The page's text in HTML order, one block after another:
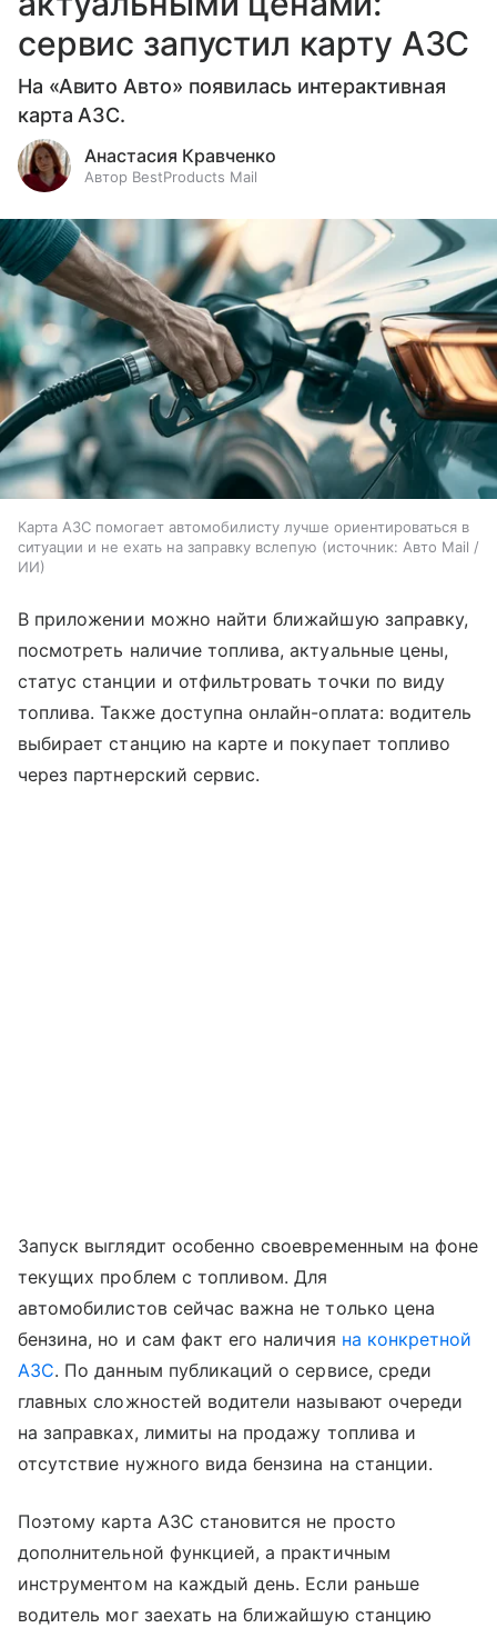
сервис запустил карту АЗС
На «Авито Авто» появилась интерактивная
карта АЗС.
Анастасия Кравченко
Автор BestProducts Mail
Карта АЗС помогает автомобилисту лучше ориентироваться в
ситуации и не ехать на заправку вслепую
источник: Авто Mail /
ИИ
В приложении можно найти ближайшую заправку,
посмотреть наличие топлива, актуальные цены,
статус станции и отфильтровать точки по виду
топлива. Также доступна онлайн-оплата: водитель
выбирает станцию на карте и покупает топливо
через партнерский сервис.
Запуск выглядит особенно своевременным на фоне
текущих проблем с топливом. Для
автомобилистов сейчас важна не только цена
бензина, но и сам факт его наличия на конкретной
АЗС. По данным публикаций о сервисе, среди
главных сложностей водители называют очереди
на заправках, лимиты на продажу топлива и
отсутствие нужного вида бензина на станции.
Поэтому карта АЗС становится не просто
дополнительной функцией, а практичным
инструментом на каждый день. Если раньше
водитель мог заехать на ближайшую станцию